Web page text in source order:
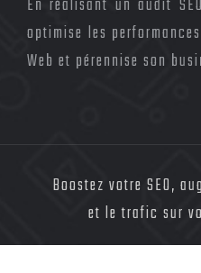
En réalisant un audit
optimise les
Web et pérennise son
Boostez votre SEO,
et le trafic sur